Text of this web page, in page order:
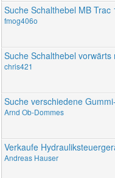
Suche Schalthebel MB Trac
fmog406o
Suche Schalthebel
chris421
Suche verschiedene
Arnd Ob-Dommes
Verkaufe
Andreas Hauser